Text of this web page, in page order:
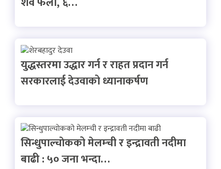
युद्धस्तरमा उद्धार गर्न र राहत प्रदान गर्न
सरकारलाई देउवाको ध्यानाकर्षण
सिन्धुपाल्चाेकको मेलम्ची र इन्द्रावती नदीमा
बाढी : ५० जना भन्दा…